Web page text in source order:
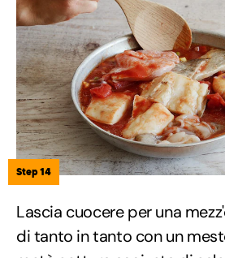
Step 14
Lascia cuocere per una
di tanto in tanto con un